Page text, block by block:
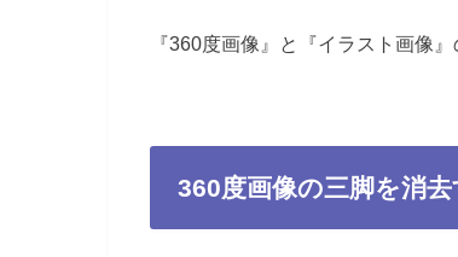
『360度画像』と『イラスト画像
360度画像の三脚を消去